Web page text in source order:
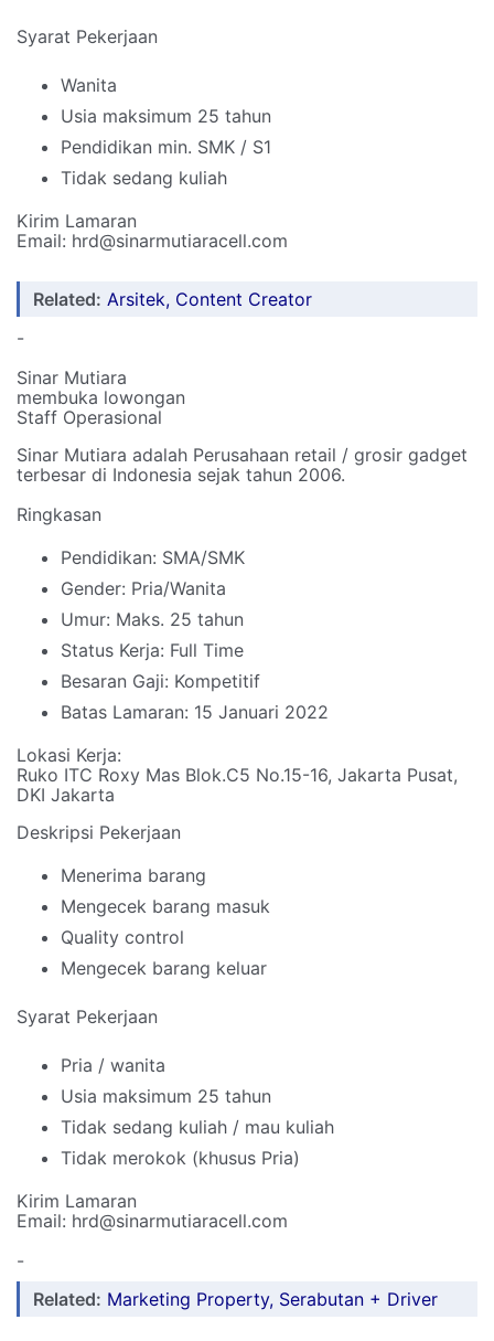
Syarat Pekerjaan
Wanita
Usia maksimum 25 tahun
Pendidikan min. SMK / S1
Tidak sedang kuliah
Kirim Lamaran
Email: hrd@sinarmutiaracell.com
Related: Arsitek, Content Creator
-
Sinar Mutiara
membuka lowongan
Staff Operasional
Sinar Mutiara adalah Perusahaan retail / grosir gadget
terbesar di Indonesia sejak tahun 2006.
Ringkasan
Pendidikan: SMA/SMK
Gender: Pria/Wanita
Umur: Maks. 25 tahun
Status Kerja: Full Time
Besaran Gaji: Kompetitif
Batas Lamaran: 15 Januari 2022
Lokasi Kerja:
Ruko ITC Roxy Mas Blok.C5 No.15-16, Jakarta Pusat,
DKI Jakarta
Deskripsi Pekerjaan
Menerima barang
Mengecek barang masuk
Quality control
Mengecek barang keluar
Syarat Pekerjaan
Pria / wanita
Usia maksimum 25 tahun
Tidak sedang kuliah / mau kuliah
Tidak merokok (khusus Pria)
Kirim Lamaran
Email: hrd@sinarmutiaracell.com
-
Related: Marketing Property, Serabutan + Driver